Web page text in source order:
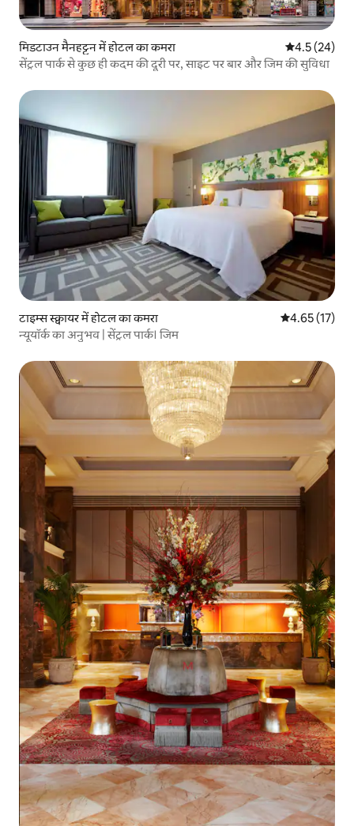
मिडटाउन मैनहट्टन में होटल का कमरा औसत रेटिंग 5
4.5 (24)
सेंट्रल पार्क से कुछ ही कदम की दूरी पर, साइट पर बार और जिम की सुविधा
टाइम्स स्क्वायर में होटल का कमरा औसत रेटिंग 5 में
4.65 (17)
न्यूयॉर्क का अनुभव | सेंट्रल पार्क। जिम